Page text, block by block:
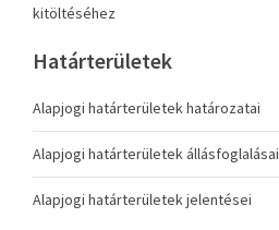
kitöltéséhez
Határterületek
Alapjogi határterületek határozatai
Alapjogi határterületek állásfoglalásai
Alapjogi határterületek jelentései